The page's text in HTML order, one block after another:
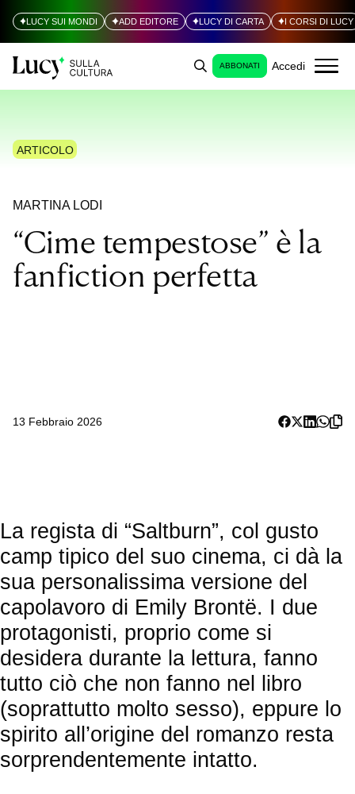
LUCY SUI MONDI ADD EDITORE LUCY DI CARTA I CORSI DI LUCY
ABBONATI Accedi
ARTICOLO
MARTINA LODI
“Cime tempestose” è la
fanfiction perfetta
13 Febbraio 2026
La regista di “Saltburn”, col gusto
camp tipico del suo cinema, ci dà la
sua personalissima versione del
capolavoro di Emily Brontë. I due
protagonisti, proprio come si
desidera durante la lettura, fanno
tutto ciò che non fanno nel libro
(soprattutto molto sesso), eppure lo
spirito all’origine del romanzo resta
sorprendentemente intatto.